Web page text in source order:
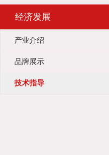
经济发展
产业介绍
品牌展示
技术指导